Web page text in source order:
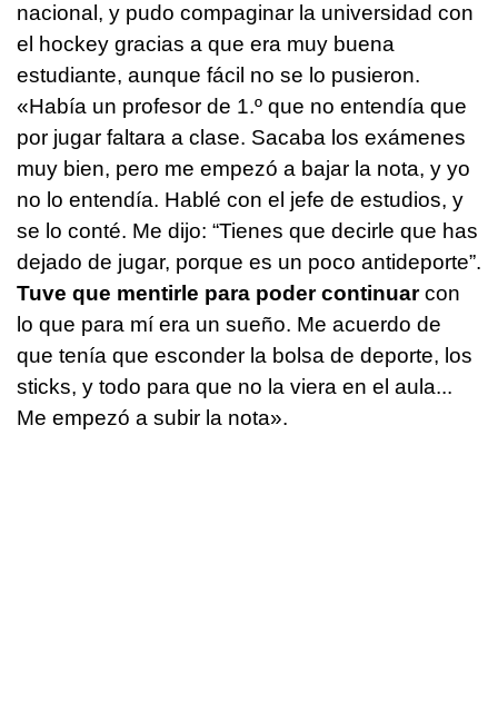
nacional, y pudo compaginar la universidad con
el hockey gracias a que era muy buena
estudiante, aunque fácil no se lo pusieron.
«Había un profesor de 1.º que no entendía que
por jugar faltara a clase. Sacaba los exámenes
muy bien, pero me empezó a bajar la nota, y yo
no lo entendía. Hablé con el jefe de estudios, y
se lo conté. Me dijo: “Tienes que decirle que has
dejado de jugar, porque es un poco antideporte”.
Tuve que mentirle para poder continuarcon
lo que para mí era un sueño. Me acuerdo de
que tenía que esconder la bolsa de deporte, los
sticks, y todo para que no la viera en el aula...
Me empezó a subir la nota».